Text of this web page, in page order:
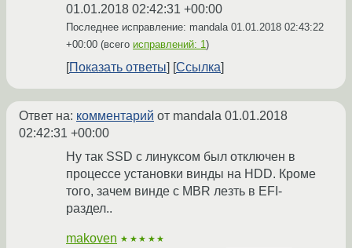
01.01.2018 02:42:31 +00:00
Последнее исправление: mandala 01.01.2018 02:43:22
+00:00 (всего исправлений: 1)
Показать ответы Ссылка
Ответ на: комментарий от mandala 01.01.2018
02:42:31 +00:00
Ну так SSD с линуксом был отключен в
процессе установки винды на HDD. Кроме
того, зачем винде с MBR лезть в EFI-
раздел..
makoven ★★★★★